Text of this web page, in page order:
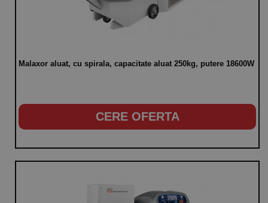
Malaxor aluat, cu spirala, capacitate aluat 250kg, putere 18600W
CERE OFERTA